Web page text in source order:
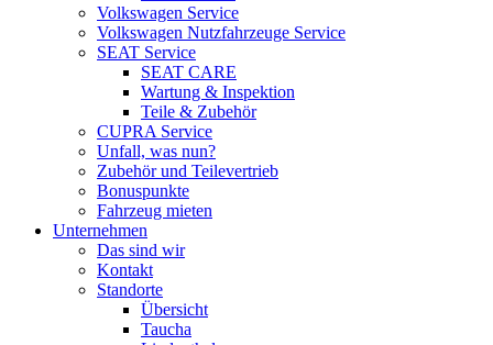
Volkswagen Service
Volkswagen Nutzfahrzeuge Service
SEAT Service
SEAT CARE
Wartung & Inspektion
Teile & Zubehör
CUPRA Service
Unfall, was nun?
Zubehör und Teilevertrieb
Bonuspunkte
Fahrzeug mieten
Unternehmen
Das sind wir
Kontakt
Standorte
Übersicht
Taucha